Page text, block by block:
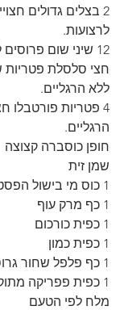
2 בצלים גדולים
לרצועות.
12 שיני שום פרוסים לטבעות
חצי סלסלת פטריות
ללא הרגליים.
4 פטריות פורטבלו
הרגליים.
חופן כוסברה קצוצה
שמן זית
1 כוס מי בישול הפסטה
1 כף מרק עוף
1 כפית כורכום
1 כפית כמון
1 כף פלפל שחור גרוס
1 כפית פפריקה מתוקה בשמן
מלח לפי הטעם